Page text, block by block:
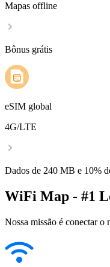
Mapas offline
Bônus grátis
eSIM global
4G/LTE
Dados de 240 MB e 10%
WiFi Map - #1
Nossa missão é conectar o